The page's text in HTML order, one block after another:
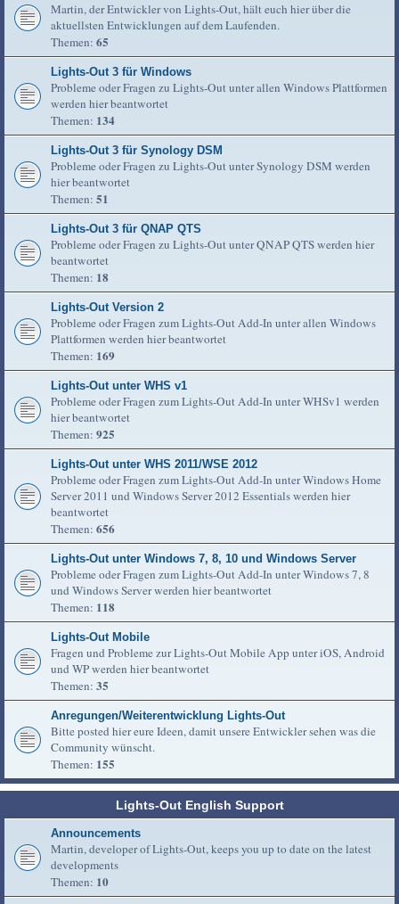
Martin, der Entwickler von Lights-Out, hält euch hier über die
aktuellsten Entwicklungen auf dem Laufenden.
Themen: 65
Lights-Out 3 für Windows
Probleme oder Fragen zu Lights-Out unter allen Windows Plattformen
werden hier beantwortet
Themen: 134
Lights-Out 3 für Synology DSM
Probleme oder Fragen zu Lights-Out unter Synology DSM werden
hier beantwortet
Themen: 51
Lights-Out 3 für QNAP QTS
Probleme oder Fragen zu Lights-Out unter QNAP QTS werden hier
beantwortet
Themen: 18
Lights-Out Version 2
Probleme oder Fragen zum Lights-Out Add-In unter allen Windows
Plattformen werden hier beantwortet
Themen: 169
Lights-Out unter WHS v1
Probleme oder Fragen zum Lights-Out Add-In unter WHSv1 werden
hier beantwortet
Themen: 925
Lights-Out unter WHS 2011/WSE 2012
Probleme oder Fragen zum Lights-Out Add-In unter Windows Home
Server 2011 und Windows Server 2012 Essentials werden hier
beantwortet
Themen: 656
Lights-Out unter Windows 7, 8, 10 und Windows Server
Probleme oder Fragen zum Lights-Out Add-In unter Windows 7, 8
und Windows Server werden hier beantwortet
Themen: 118
Lights-Out Mobile
Fragen und Probleme zur Lights-Out Mobile App unter iOS, Android
und WP werden hier beantwortet
Themen: 35
Anregungen/Weiterentwicklung Lights-Out
Bitte posted hier eure Ideen, damit unsere Entwickler sehen was die
Community wünscht.
Themen: 155
Lights-Out English Support
Announcements
Martin, developer of Lights-Out, keeps you up to date on the latest
developments
Themen: 10